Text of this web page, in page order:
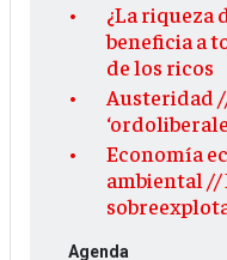
¿La riqueza
beneficia a
de los ricos
Austeridad
Economía
ambiental //
Agenda